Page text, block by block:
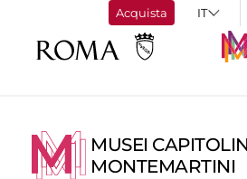
Acquista
MUSEI
MONTEMARTINI